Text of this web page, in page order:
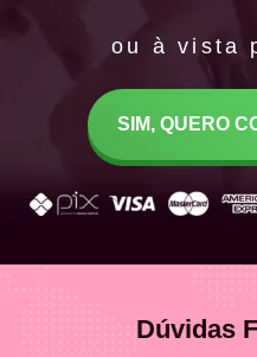
ou à vista
SIM, QUERO
Dúvidas